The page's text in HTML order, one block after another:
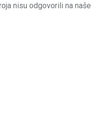
nisu odgovorili na naše